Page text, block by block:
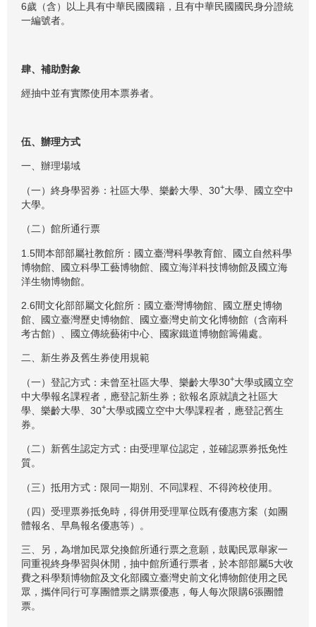
6歲（含）以上具有中華民國國籍，且有中華民國國民身分證統
一編號者。
肆、補助對象
經抽中並有實際使用本票券者。
伍、辦理方式
一、辦理場域
（一）終身學習券：社區大學、樂齡大學、30+大學、國立空中
大學。
（二）館所通行票
1.5間本部部屬社教館所：國立臺灣科學教育館、國立自然科學
博物館、國立科學工藝博物館、國立海洋科技博物館及國立海
洋生物博物館。
2.6間文化部部屬文化館所：國立臺灣博物館、國立歷史博物
館、國立臺灣歷史博物館、國立臺灣史前文化博物館（含南科
考古館）、國立傳統藝術中心、國家鐵道博物館籌備處。
二、新生券及舊生券使用規範
（一）登記方式：未曾至社區大學、樂齡大學30+大學或國立空
中大學報名課程者，應登記新生券；欲報名原就讀之社區大
學、樂齡大學、30+大學或國立空中大學課程者，應登記舊生
券。
（二）新舊生認定方式：由受理單位認定，並確認票券抵免性
質。
（三）抵用方式：限同一期別、不同課程、不得跨校使用。
（四）受理票券抵免時，得併用受理單位既有優惠方案（如團
體報名、早鳥報名優惠等）。
三、另，為增加民眾兌換館所通行票之意願，鼓勵民眾舉家一
同重視終身學習與休閒，抽中館所通行票者，於本部部屬5大收
費之科學類博物館及文化部國立臺灣史前文化博物館使用之民
眾，攜伴同行可享團體票之購票優惠，每人每次限購6張團體
票。